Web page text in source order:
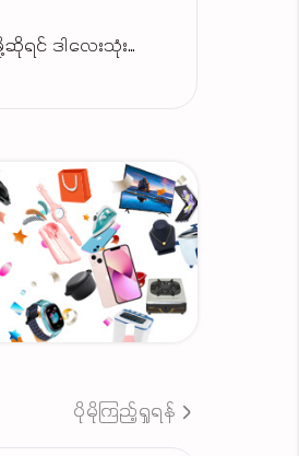
ရင် ဒါလေးသုံး
ပိုမိုကြည့်ရှုရန်